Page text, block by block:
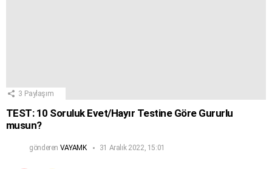
3 Paylaşım
TEST: 10 Soruluk Evet/Hayır Testine Göre Gururlu
musun?
gönderen VAYAMK 31 Aralık 2022, 15:01